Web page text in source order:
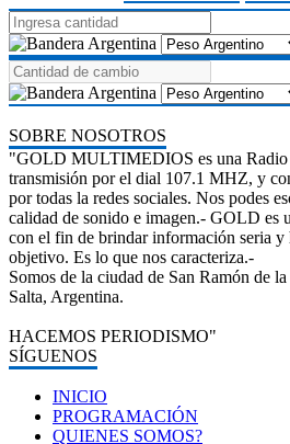
SOBRE NOSOTROS
"GOLD MULTIMEDIOS es una Radio
transmisión por el dial 107.1 MHZ, y
por todas la redes sociales. Nos podes
calidad de sonido e imagen.- GOLD es
con el fin de brindar información seria y
objetivo. Es lo que nos caracteriza.-
Somos de la ciudad de San Ramón de
Salta, Argentina.
HACEMOS PERIODISMO"
SÍGUENOS
INICIO
PROGRAMACIÓN
QUIENES SOMOS?